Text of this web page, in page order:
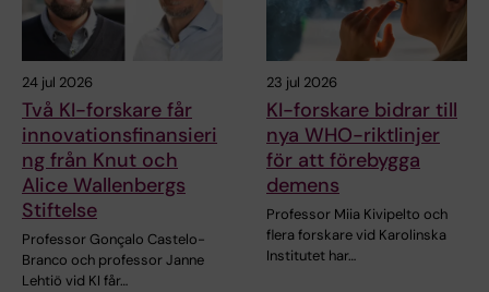
24 jul 2026
Två KI-forskare får
innovationsfinansieri
ng från Knut och
Alice Wallenbergs
Stiftelse
Professor Gonçalo Castelo-
Branco och professor Janne
Lehtiö vid KI får…
23 jul 2026
KI-forskare bidrar till
nya WHO-riktlinjer
för att förebygga
demens
Professor Miia Kivipelto och
flera forskare vid Karolinska
Institutet har…